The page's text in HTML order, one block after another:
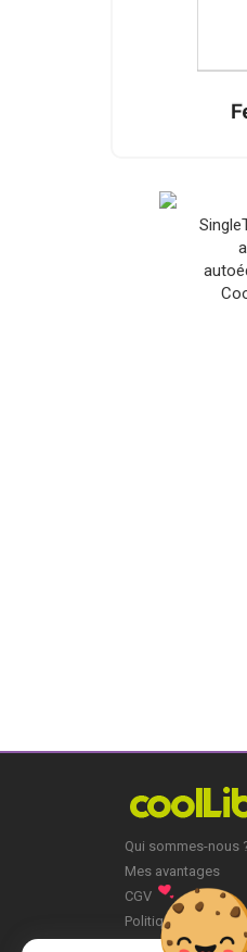
Qui sommes-nous
Mes avantages
CGV
Politique de